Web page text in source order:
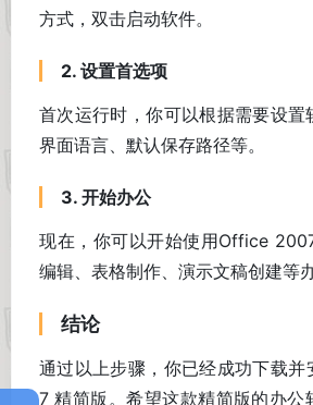
方式，双击启动软件。
2. 设置首选项
首次运行时，你可以根据需要设置
界面语言、默认保存路径等。
3. 开始办公
现在，你可以开始使用Office
编辑、表格制作、演示文稿创建等
结论
通过以上步骤，你已经成功下载
7 精简版。希望这款精简版的办公